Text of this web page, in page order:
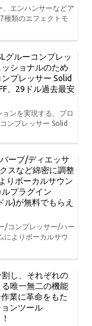
、エンハンサーなどア
種類のエフェクトモ
グルーコンプレッ
ショナルのため
プレッサー Solid
、29ドル過去最安
ョンを実現する、プロ
ンプレッサー Solid
ーブ/ディエッサ
スなど綿密に調整
りボーカルサウン
プラグイン
ル)が無料でもらえ
/コンプレッサー/ハー
によりボーカルサウ
し、それぞれの
唯一無二の機能
業に革命をもた
ンツール